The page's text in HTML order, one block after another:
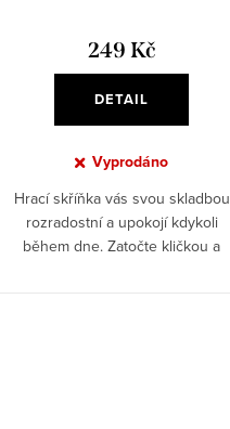
249 Kč
DETAIL
Vyprodáno
Hrací skříňka vás svou skladbou
rozradostní a upokojí kdykoli
během dne. Zatočte kličkou a